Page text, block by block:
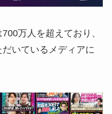
万人を超えており、
いているメディアに